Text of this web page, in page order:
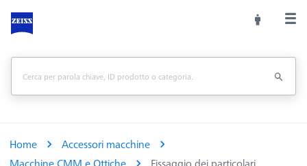
Home
Accessori macchine